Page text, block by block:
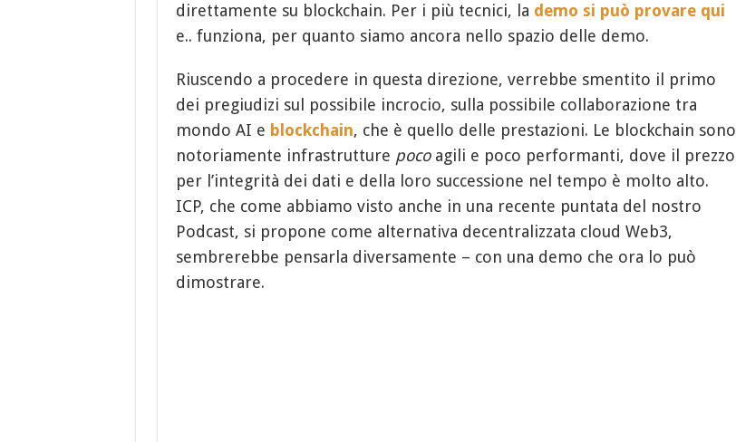
direttamente su blockchain. Per i più tecnici, la demo si può provare qui
e.. funziona, per quanto siamo ancora nello spazio delle demo.
Riuscendo a procedere in questa direzione, verrebbe smentito il primo
dei pregiudizi sul possibile incrocio, sulla possibile collaborazione tra
mondo AI e blockchain, che è quello delle prestazioni. Le blockchain sono
notoriamente infrastrutture pocoagili e poco performanti, dove il prezzo
per l’integrità dei dati e della loro successione nel tempo è molto alto.
ICP, che come abbiamo visto anche in una recente puntata del nostro
Podcast, si propone come alternativa decentralizzata cloud Web3,
sembrerebbe pensarla diversamente – con una demo che ora lo può
dimostrare.